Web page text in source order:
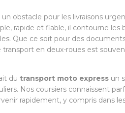
obstacle pour les livraisons
rapide et fiable, il contourne les
Que ce soit pour des
en deux-roues est
du transport moto express un
Nos coursiers connaissent
rapidement, y compris dans